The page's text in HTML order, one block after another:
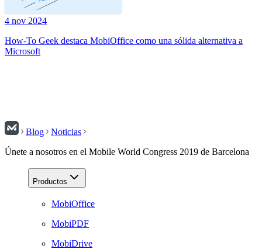
4 nov 2024
How-To Geek destaca MobiOffice como una sólida alternativa a
Microsoft
Blog
Noticias
Únete a nosotros en el Mobile World Congress 2019 de Barcelona
Productos
MobiOffice
MobiPDF
MobiDrive